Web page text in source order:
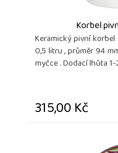
Korbel
Keramický pivní
0,5 litru , průměr 94
myčce . Dodací lhůta
315,00 Kč